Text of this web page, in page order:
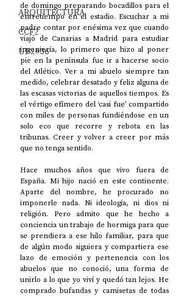
ARQUITECTURA
CCF2
UP2#36
de domingo preparando bocadillos para el
entretiempo en el estadio. Escuchar a mi
padre contar por enésima vez que cuando
viajó de Canarias a Madrid para estudiar
ingeniería, lo primero que hizo al poner
pie en la península fue ir a hacerse socio
del Atlético. Ver a mi abuelo siempre tan
medido, celebrar desatado y feliz alguna de
las escasas victorias de aquellos tiempos. Es
el vértigo efímero del ‘casi fue’ compartido
con miles de personas fundiéndose en un
solo eco que recorre y rebota en las
tribunas. Creer y volver a creer por más
que no tenga sentido.
Hace muchos años que vivo fuera de
España. Mi hijo nació en este continente.
Aparte del nombre, he procurado no
imponerle nada. Ni ideología, ni dios ni
religión. Pero admito que he hecho a
conciencia un trabajo de hormiga para que
se prendiera a ese hilo familiar, para que
de algún modo siguiera y compartiera ese
lazo de emoción y pertenencia con los
abuelos que no conoció, una forma de
unirlo a lo que yo viví y quedó tan lejos. He
comprado bufandas y camisetas de todas